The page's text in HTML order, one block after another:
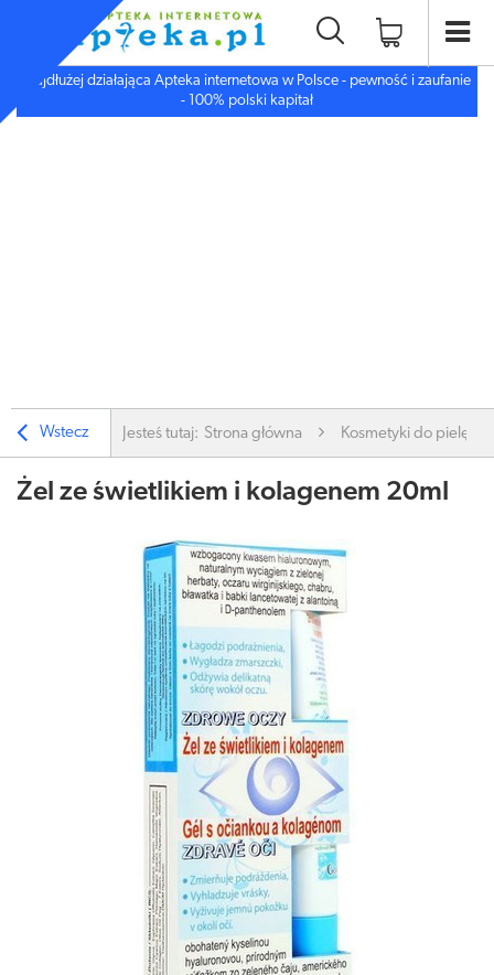
Najdłużej działająca Apteka internetowa w Polsce - pewność i zaufanie
- 100% polski kapitał
Wstecz Jesteś tutaj: Strona główna Kosmetyki do
Żel ze świetlikiem i kolagenem 20ml